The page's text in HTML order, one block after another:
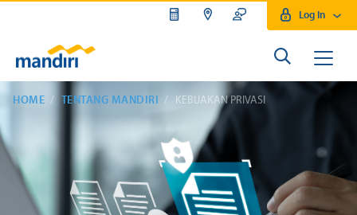
Log In
HOME TENTANG MANDIRI KEBIJAKAN PRIVASI